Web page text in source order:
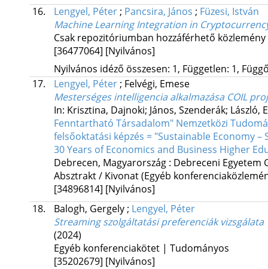
16.
Lengyel, Péter; Pancsira, János ; Füzesi, István
Machine Learning Integration in
Csak repozitóriumban hozzáférhető
[36477064] [Nyilvános]
Nyilvános idéző összesen: 1, Független: 1,
17.
Lengyel, Péter; Felvégi, Emese
Mesterséges intelligencia alkalmazása COIL
In: Krisztina, Dajnoki; János, Szenderák; László,
Fenntartható Társadalom" Nemzetközi
felsőoktatási képzés = "Sustainable Economy
30 Years of Economics and Business Higher
Debrecen, Magyarország : Debreceni Egyetem
Absztrakt / Kivonat (Egyéb
[34896814] [Nyilvános]
18.
Balogh, Gergely; Lengyel, Péter
Streaming szolgáltatási preferenciák vizsgálata
(2024)
Egyéb konferenciakötet | Tudományos
[35202679] [Nyilvános]